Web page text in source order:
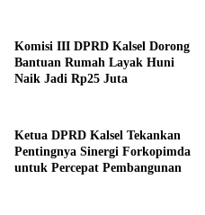
Komisi III DPRD Kalsel Dorong
Bantuan Rumah Layak Huni
Naik Jadi Rp25 Juta
Ketua DPRD Kalsel Tekankan
Pentingnya Sinergi Forkopimda
untuk Percepat Pembangunan